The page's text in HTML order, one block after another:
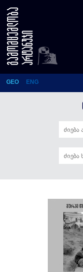
ზღვარზე
GEO ENG